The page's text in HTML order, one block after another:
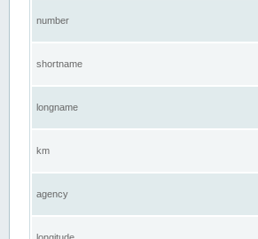
number
shortname
longname
km
agency